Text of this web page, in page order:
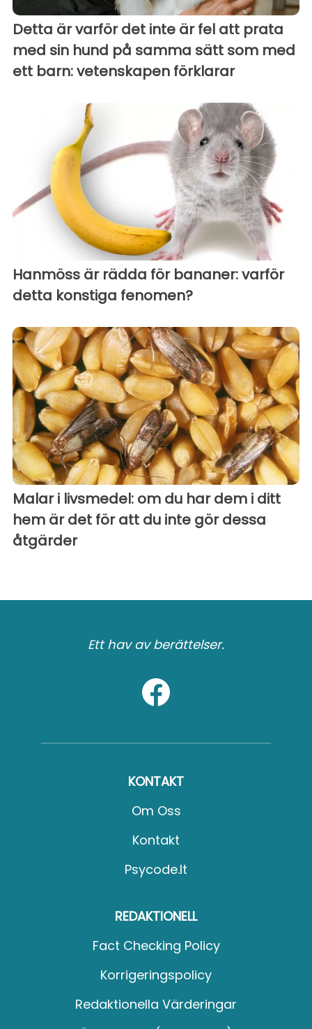
Detta är varför det inte är fel att prata
med sin hund på samma sätt som med
ett barn: vetenskapen förklarar
Hanmöss är rädda för bananer: varför
detta konstiga fenomen?
Malar i livsmedel: om du har dem i ditt
hem är det för att du inte gör dessa
åtgärder
Ett hav av berättelser.
KONTAKT
Om Oss
Kontakt
Psycode.it
REDAKTIONELL
Fact Checking Policy
Korrigeringspolicy
Redaktionella Värderingar